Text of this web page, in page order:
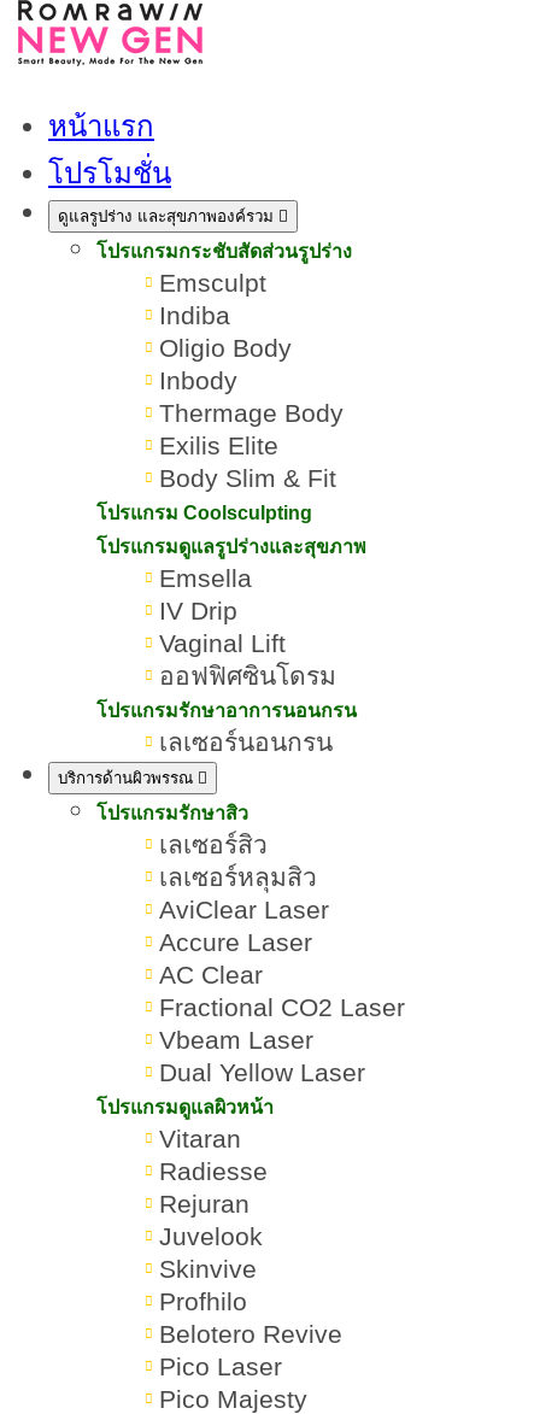
หน้าแรก
โปรโมชั่น
ดูแลรูปร่าง และสุขภาพองค์รวม
โปรแกรมกระชับสัดส่วนรูปร่าง
Emsculpt
Indiba
Oligio Body
Inbody
Thermage Body
Exilis Elite
Body Slim & Fit
โปรแกรม Coolsculpting
โปรแกรมดูแลรูปร่างและสุขภาพ
Emsella
IV Drip
Vaginal Lift
ออฟฟิศซินโดรม
โปรแกรมรักษาอาการนอนกรน
เลเซอร์นอนกรน
บริการด้านผิวพรรณ
โปรแกรมรักษาสิว
เลเซอร์สิว
เลเซอร์หลุมสิว
AviClear Laser
Accure Laser
AC Clear
Fractional CO2 Laser
Vbeam Laser
Dual Yellow Laser
โปรแกรมดูแลผิวหน้า
Vitaran
Radiesse
Rejuran
Juvelook
Skinvive
Profhilo
Belotero Revive
Pico Laser
Pico Majesty
Morpheus8 คืออะไร? สรุป
ข้อดี-ข้อเสีย และผลลัพธ์ก่อน
ตัดสินใจ
ทีมผู้เชี่ยวชาญ ROMRAWIN CLINIC
Morpheus8
»
โปรแกรม
Morpheus
สารบัญเนื้อหา Morpheus8